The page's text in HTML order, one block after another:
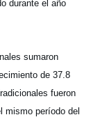
durante el año
sumaron
de 37.8
fueron
mismo período del